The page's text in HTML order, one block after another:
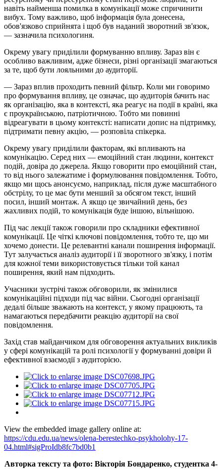
навіть найменша помилка в комунікації може спричинити
вибух. Тому важливо, щоб інформація була донесена,
обов'язково сприйнята і щоб був наданий зворотний зв'язок,
— зазначила психологиня.
Окрему увагу приділили формуванню впливу. Зараз він є
особливо важливим, адже бізнеси, різні організації змагаються
за те, щоб бути лояльними до аудиторії.
— Зараз вплив проходить певний фільтр. Коли ми говоримо
про формування впливу, це означає, що аудиторія бачить нас
як організацію, яка в контексті, яка реагує на події в країні, яка
є проукраїнською, патріотичною. Тобто ми повинні
відреагувати в цьому контексті: написати допис на підтримку,
підтримати певну акцію, — розповіла спікерка.
Окрему увагу приділили факторам, які впливають на
комунікацію. Серед них — емоційний стан людини, контекст
подій, довіра до джерела. Якщо говорити про емоційний стан,
то від нього залежатиме і формулювання повідомлення. Тобто,
якщо ми щось анонсуємо, наприклад, після дуже масштабного
обстрілу, то це має бути менший за обсягом текст, інший
посил, інший монтаж. А якщо це звичайний день, без
жахливих подій, то комунікація буде іншою, вільнішою.
Під час лекції також говорили про складники ефективної
комунікації. Це чіткі ключові повідомлення, тобто те, що ми
хочемо донести. Це релевантні канали поширення інформації.
Тут залучається аналіз аудиторії і її зворотного зв'язку, і потім
для кожної теми використовується тільки той канал
поширення, який нам підходить.
Учасники зустрічі також обговорили, як змінилися
комунікаційні підходи під час війни. Сьогодні організації
дедалі більше зважають на контекст, у якому працюють, та
намагаються передбачити реакцію аудиторії на свої
повідомлення.
Захід став майданчиком для обговорення актуальних викликів
у сфері комунікацій та ролі психології у формуванні довіри й
ефективної взаємодії з аудиторією.
View the embedded image gallery online at:
https://cdu.edu.ua/news/olena-berestechko-psykholohy-17-
04.html#sigProIdb8fc7bd0b1
Авторка тексту та фото: Вікторія Бондаренко, студентка 4-